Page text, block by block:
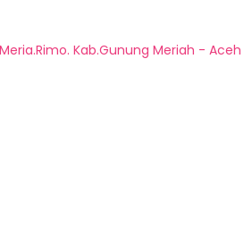
Kab.Gunung Meriah - Aceh